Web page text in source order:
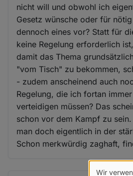
nicht will und obwohl ich
Gesetz wünsche oder für
dennoch eines vor? Statt für
keine Regelung erforderlich
damit das Thema
"vom Tisch" zu bekommen,
- zudem anscheinend auch
Regelung, die ich fortan
verteidigen müssen? Das
schon vor dem Kampf zu
man doch eigentlich in der
Schon merkwürdig zaghaft,
Wir